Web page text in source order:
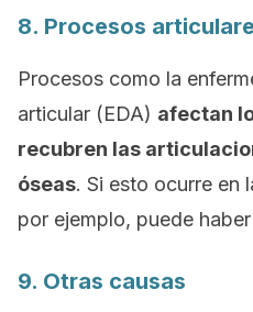
8. Procesos
Procesos como la
articular (EDA) afectan
recubren las
óseas. Si esto ocurre en
por ejemplo, puede
9. Otras causas